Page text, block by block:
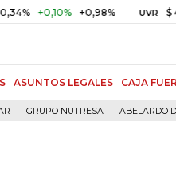
+0,98% UVR $ 416,91
ASUNTOS LEGALES CAJA
GRUPO NUTRESA ABELARDO